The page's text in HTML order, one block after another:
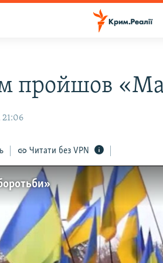
пройшов
21:06
Читати без VPN